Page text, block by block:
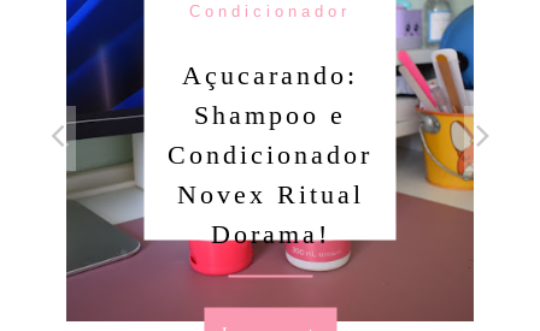
Condicionador
Açucarando:
Shampoo e
Condicionador
Novex Ritual
Dorama!